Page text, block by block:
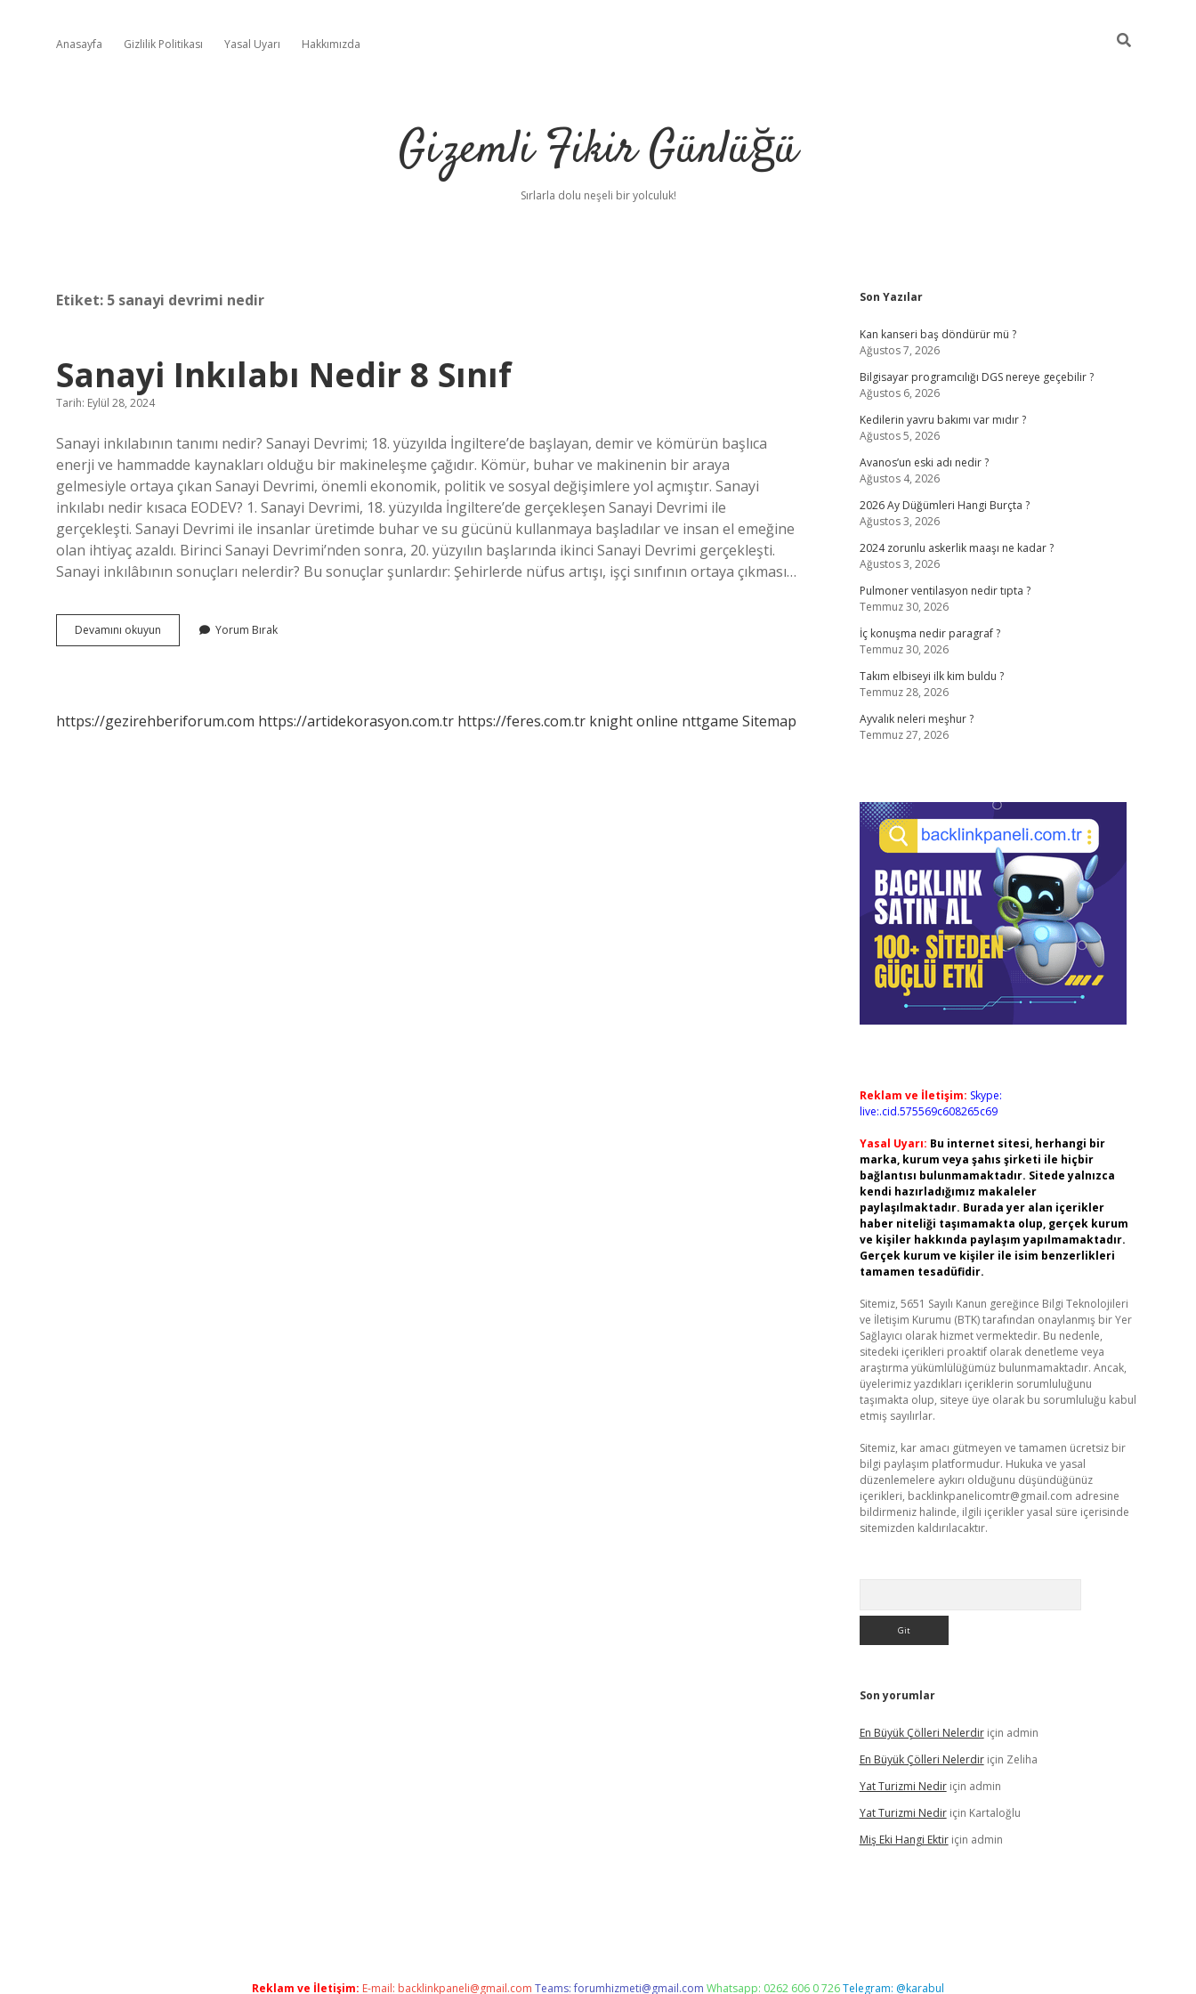
Anasayfa Gizlilik Politikası Yasal Uyarı Hakkımızda
Gizemli Fikir Günlüğü
Sırlarla dolu neşeli bir yolculuk!
Etiket: 5 sanayi devrimi nedir
Sanayi Inkılabı Nedir 8 Sınıf
Tarih: Eylül 28, 2024
Sanayi inkılabının tanımı nedir? Sanayi Devrimi; 18. yüzyılda İngiltere’de başlayan, demir ve kömürün başlıca
enerji ve hammadde kaynakları olduğu bir makineleşme çağıdır. Kömür, buhar ve makinenin bir araya
gelmesiyle ortaya çıkan Sanayi Devrimi, önemli ekonomik, politik ve sosyal değişimlere yol açmıştır. Sanayi
inkılabı nedir kısaca EODEV? 1. Sanayi Devrimi, 18. yüzyılda İngiltere’de gerçekleşen Sanayi Devrimi ile
gerçekleşti. Sanayi Devrimi ile insanlar üretimde buhar ve su gücünü kullanmaya başladılar ve insan el emeğine
olan ihtiyaç azaldı. Birinci Sanayi Devrimi’nden sonra, 20. yüzyılın başlarında ikinci Sanayi Devrimi gerçekleşti.
Sanayi inkılâbının sonuçları nelerdir? Bu sonuçlar şunlardır: Şehirlerde nüfus artışı, işçi sınıfının ortaya çıkması…
Devamını okuyun
Inkılabı
Yorum Bırak
https://gezirehberiforum.com https://artidekorasyon.com.tr https://feres.com.tr knight online nttgame Sitemap
Sidebar
Son Yazılar
Kan kanseri baş döndürür mü ?
Ağustos 7, 2026
Bilgisayar programcılığı DGS nereye geçebilir ?
Ağustos 6, 2026
Kedilerin yavru bakımı var mıdır ?
Ağustos 5, 2026
Avanos’un eski adı nedir ?
Ağustos 4, 2026
2026 Ay Düğümleri Hangi Burçta ?
Ağustos 3, 2026
2024 zorunlu askerlik maaşı ne kadar ?
Ağustos 3, 2026
Pulmoner ventilasyon nedir tıpta ?
Temmuz 30, 2026
İç konuşma nedir paragraf ?
Temmuz 30, 2026
Takım elbiseyi ilk kim buldu ?
Temmuz 28, 2026
Ayvalık neleri meşhur ?
Temmuz 27, 2026
Reklam ve İletişim: Skype:
live:.cid.575569c608265c69
Yasal Uyarı: Bu internet sitesi, herhangi bir
marka, kurum veya şahıs şirketi ile hiçbir
bağlantısı bulunmamaktadır. Sitede yalnızca
kendi hazırladığımız makaleler
paylaşılmaktadır. Burada yer alan içerikler
haber niteliği taşımamakta olup, gerçek kurum
ve kişiler hakkında paylaşım yapılmamaktadır.
Gerçek kurum ve kişiler ile isim benzerlikleri
tamamen tesadüfidir.
Sitemiz, 5651 Sayılı Kanun gereğince Bilgi Teknolojileri
ve İletişim Kurumu (BTK) tarafından onaylanmış bir Yer
Sağlayıcı olarak hizmet vermektedir. Bu nedenle,
sitedeki içerikleri proaktif olarak denetleme veya
araştırma yükümlülüğümüz bulunmamaktadır. Ancak,
üyelerimiz yazdıkları içeriklerin sorumluluğunu
taşımakta olup, siteye üye olarak bu sorumluluğu kabul
etmiş sayılırlar.
Sitemiz, kar amacı gütmeyen ve tamamen ücretsiz bir
bilgi paylaşım platformudur. Hukuka ve yasal
düzenlemelere aykırı olduğunu düşündüğünüz
içerikleri, backlinkpanelicomtr@gmail.com adresine
bildirmeniz halinde, ilgili içerikler yasal süre içerisinde
sitemizden kaldırılacaktır.
Son yorumlar
En Büyük Çölleri Nelerdiriçin admin
En Büyük Çölleri Nelerdiriçin Zeliha
Yat Turizmi Nediriçin admin
Yat Turizmi Nediriçin Kartaloğlu
Miş Eki Hangi Ektiriçin admin
Reklam ve İletişim: E-mail: backlinkpaneli@gmail.com Teams:forumhizmeti@gmail.com Whatsapp: 0262 606 0 726Telegram: @karabul